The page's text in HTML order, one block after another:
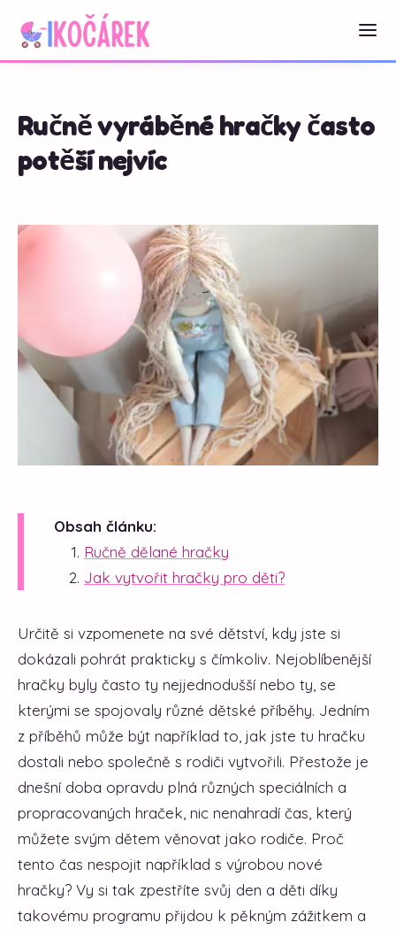
Ručně vyráběné hračky často
potěší nejvíc
Obsah článku:
Ručně dělané hračky
Jak vytvořit hračky pro děti?
Určitě si vzpomenete na své dětství, kdy jste si
dokázali pohrát prakticky s čímkoliv. Nejoblíbenější
hračky byly často ty nejjednodušší nebo ty, se
kterými se spojovaly různé dětské příběhy. Jedním
z příběhů může být například to, jak jste tu hračku
dostali nebo společně s rodiči vytvořili. Přestože je
dnešní doba opravdu plná různých speciálních a
propracovaných hraček, nic nenahradí čas, který
můžete svým dětem věnovat jako rodiče. Proč
tento čas nespojit například s výrobou nové
hračky? Vy si tak zpestříte svůj den a děti díky
takovému programu přijdou k pěkným zážitkem a